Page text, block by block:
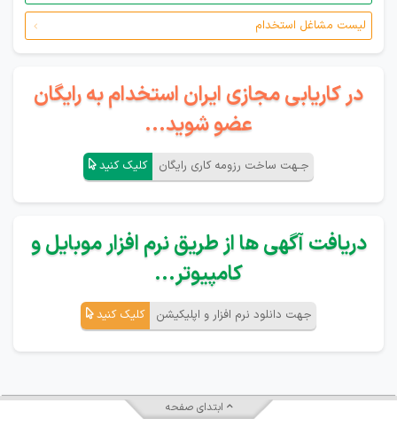
لیست مشاغل استخدام
در کاریابی مجازی ایران استخدام به رایگان
عضو شوید...
جـهت ساخت رزومه کاری رایگان کلیک کنید
دریافت آگهی ها از طریق نرم افزار موبایل و
کامپیوتر...
جهت دانلود نرم افزار و اپلیکیشن کلیک کنید
ابتدای صفحه